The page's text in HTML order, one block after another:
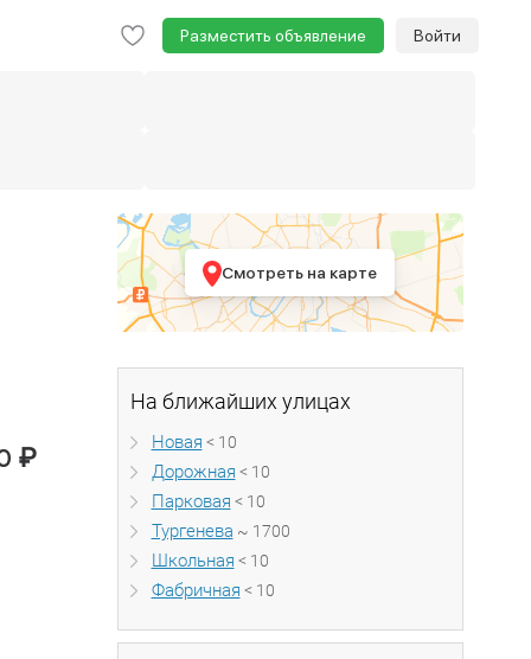
Разместить объявление Войти
Смотреть на карте
На ближайших улицах
Новая < 10
Дорожная < 10
Парковая < 10
Тургенева ~ 1700
Школьная < 10
Фабричная < 10
₽